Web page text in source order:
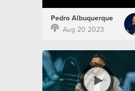
Pedro Albuquerque
Aug 20 2023